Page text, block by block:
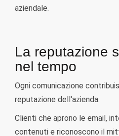
aziendale.
La reputazione
nel tempo
Ogni comunicazione
reputazione dell'azienda.
Clienti che aprono le email,
contenuti e riconoscono il